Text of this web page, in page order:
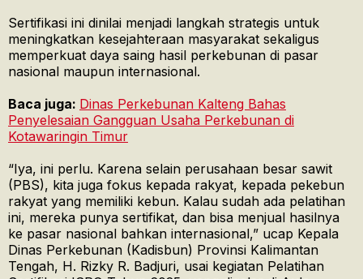
Sertifikasi ini dinilai menjadi langkah strategis untuk
meningkatkan kesejahteraan masyarakat sekaligus
memperkuat daya saing hasil perkebunan di pasar
nasional maupun internasional.
Baca juga: Dinas Perkebunan Kalteng Bahas
Penyelesaian Gangguan Usaha Perkebunan di
Kotawaringin Timur
“Iya, ini perlu. Karena selain perusahaan besar sawit
(PBS), kita juga fokus kepada rakyat, kepada pekebun
rakyat yang memiliki kebun. Kalau sudah ada pelatihan
ini, mereka punya sertifikat, dan bisa menjual hasilnya
ke pasar nasional bahkan internasional,” ucap Kepala
Dinas Perkebunan (Kadisbun) Provinsi Kalimantan
Tengah, H. Rizky R. Badjuri, usai kegiatan Pelatihan